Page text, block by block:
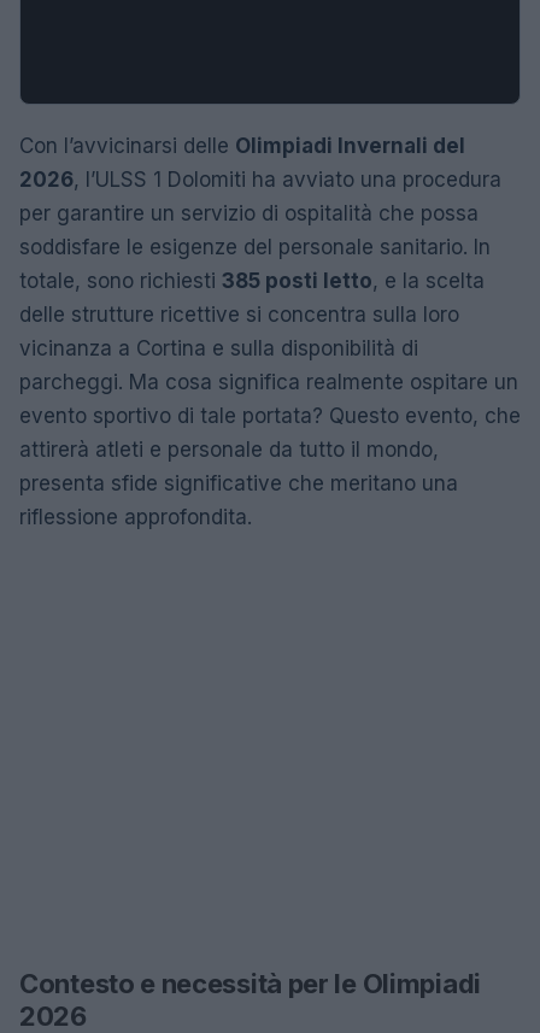
Con l’avvicinarsi delle Olimpiadi Invernali del
2026, l’ULSS 1 Dolomiti ha avviato una procedura
per garantire un servizio di ospitalità che possa
soddisfare le esigenze del personale sanitario. In
totale, sono richiesti 385 posti letto, e la scelta
delle strutture ricettive si concentra sulla loro
vicinanza a Cortina e sulla disponibilità di
parcheggi. Ma cosa significa realmente ospitare un
evento sportivo di tale portata? Questo evento, che
attirerà atleti e personale da tutto il mondo,
presenta sfide significative che meritano una
riflessione approfondita.
Contesto e necessità per le Olimpiadi
2026